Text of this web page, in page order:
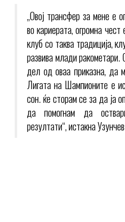
„Овој трансфер за мене е
во кариерата, огромна
клуб со таква традиција,
развива млади
дел од оваа приказна, да
Лигата на Шампионите е
сон. ќе сторам се за да ја
да помогнам да
резултати“, истакна